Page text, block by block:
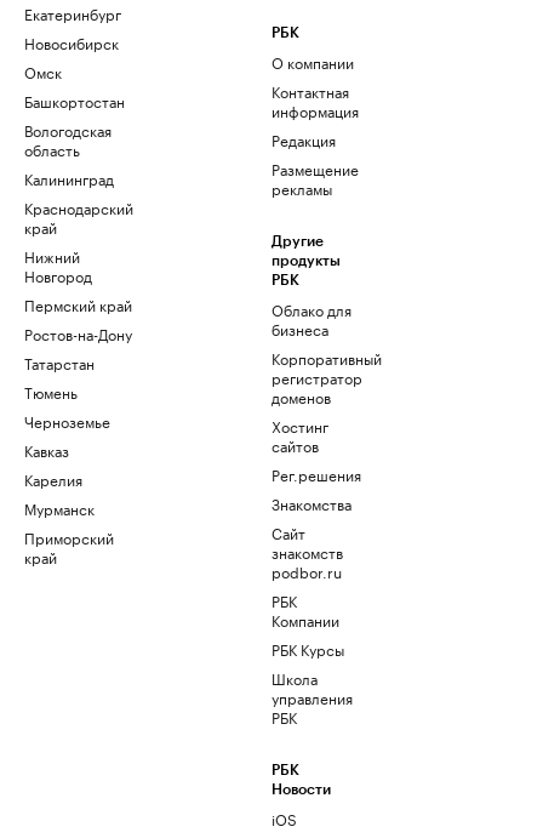
Екатеринбург
Новосибирск
Омск
Башкортостан
Вологодская
область
Калининград
Краснодарский
край
Нижний
Новгород
Пермский край
Ростов-на-Дону
Татарстан
Тюмень
Черноземье
Кавказ
Карелия
Мурманск
Приморский
край
РБК
О компании
Контактная
информация
Редакция
Размещение
рекламы
Другие
продукты
РБК
Облако для
бизнеса
Корпоративный
регистратор
доменов
Хостинг
сайтов
Рег.решения
Знакомства
Сайт
знакомств
podbor.ru
РБК
Компании
РБК Курсы
Школа
управления
РБК
РБК
Новости
iOS